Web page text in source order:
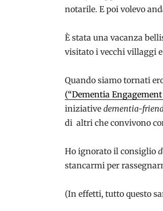
notarile. E poi volevo
È stata una vacanza
visitato i vecchi villaggi
Quando siamo tornati
(“Dementia
iniziative dementia-
di altri che convivono
Ho ignorato il consiglio
stancarmi per
(In effetti, tutto questo